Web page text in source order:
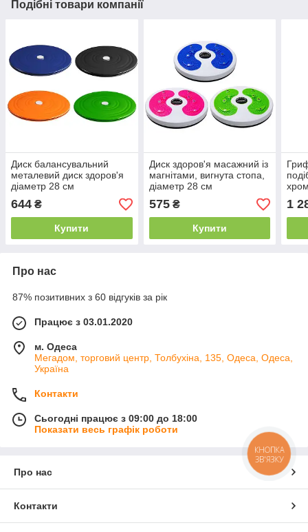
Подібні товари компанії
Диск балансувальний
металевий диск здоров'я
діаметр 28 см
644 ₴
Купити
Диск здоров'я масажний із
магнітами, вигнута стопа,
діаметр 28 см
575₴
Купити
1
Про нас
87% позитивних з 60 відгуків за рік
Працює з 03.01.2020
м. Одеса
Мегадом, торговий центр, Толбухіна, 135, Одеса, Одеса,
Україна
Контакти
Сьогодні працює з 09:00 до 18:00
Показати весь графік роботи
Про нас
Контакти
КНОПКА
ЗВ'ЯЗКУ